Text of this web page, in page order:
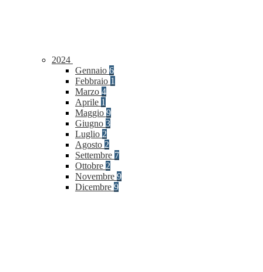
2024
Gennaio 6
Febbraio 1
Marzo 4
Aprile 1
Maggio 9
Giugno 3
Luglio 2
Agosto 2
Settembre 7
Ottobre 2
Novembre 9
Dicembre 9